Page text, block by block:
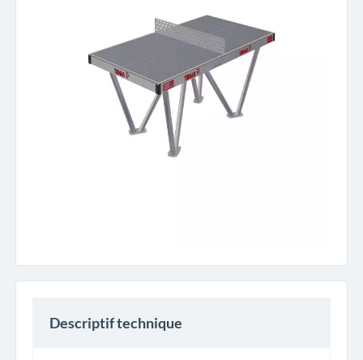
Descriptif technique